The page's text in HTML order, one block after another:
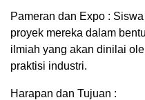
Pameran dan Expo :
proyek mereka dalam
ilmiah yang akan dinilai
praktisi industri.
Harapan dan Tujuan :